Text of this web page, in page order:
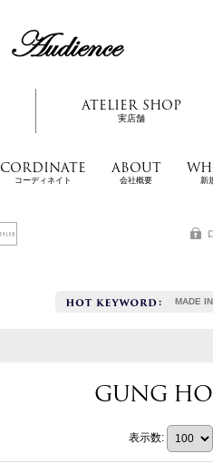
ATELIER SHOP
実店舗
CORDINATE
コーディネイト
ABOUT
会社概要 新
MADE
GUNG HO
表示数: